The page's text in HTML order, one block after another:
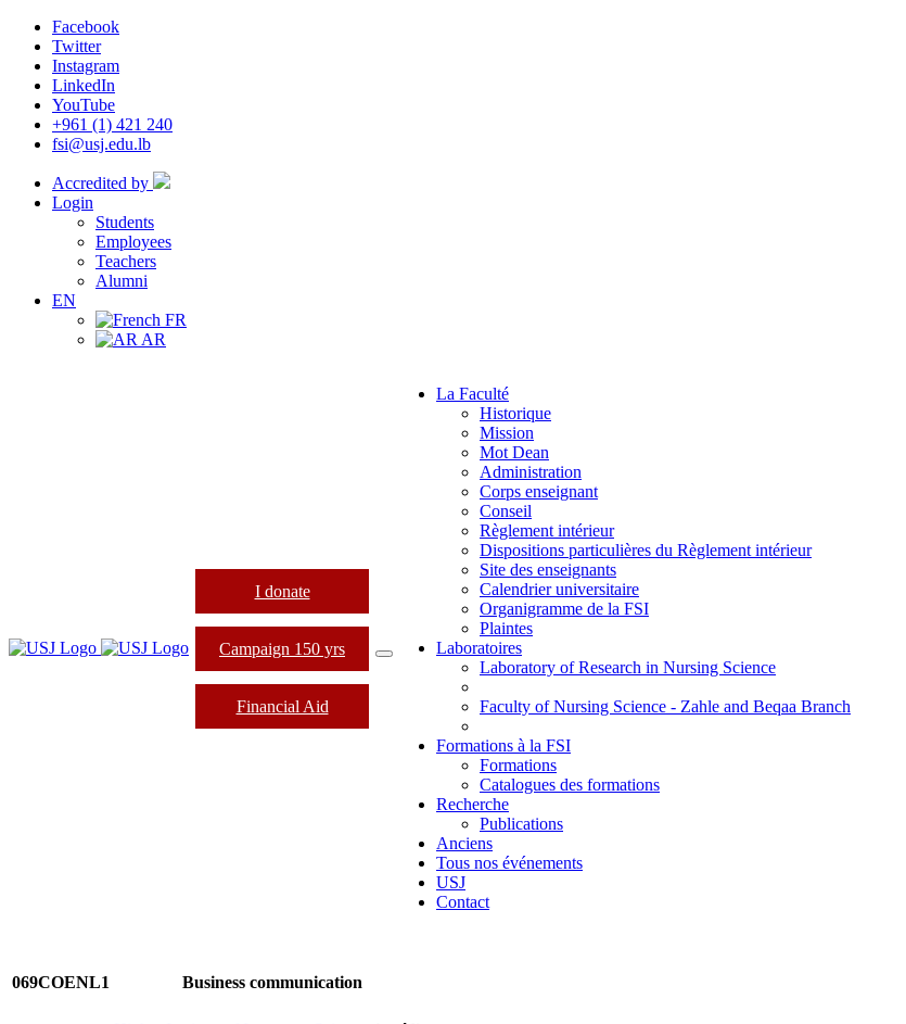
Facebook
Twitter
Instagram
LinkedIn
YouTube
+961 (1) 421 240
fsi@usj.edu.lb
Accredited by
Login
Students
Employees
Teachers
Alumni
EN
FR
AR
I donate
Campaign 150 yrs
Financial Aid
La Faculté
Historique
Mission
Mot Dean
Administration
Corps enseignant
Conseil
Règlement intérieur
Dispositions particulières du Règlement intérieur
Site des enseignants
Calendrier universitaire
Organigramme de la FSI
Plaintes
Laboratoires
Laboratory of Research in Nursing Science
Faculty of Nursing Science - Zahle and Beqaa Branch
Formations à la FSI
Formations
Catalogues des formations
Recherche
Publications
Anciens
Tous nos événements
USJ
Contact
069COENL1 Business communication